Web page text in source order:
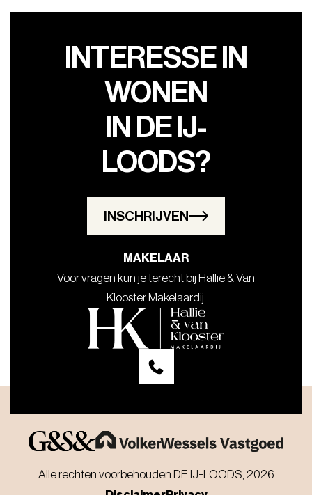
niet alleen stedelijk is, maar ook echt als thuis
gebouwen verbindt stedelijke energie met
comfort en geborgenheid.
INTERESSE IN
WONEN
IN DE IJ-
LOODS?
INSCHRIJVEN
MAKELAAR
Voor vragen kun je terecht bij Hallie & Van
Klooster Makelaardij.
Alle rechten voorbehouden DE IJ-LOODS, 2026